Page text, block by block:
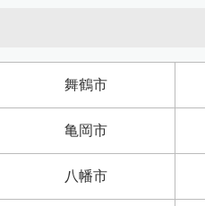
舞鶴市
亀岡市
八幡市